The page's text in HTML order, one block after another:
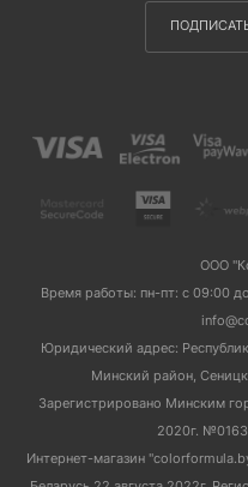
ООО
Время работы: пн-пт: с 09:00
Юридический адрес:
Минский район,
Зарегистрировано Минским
2020г.
Интернет-магазин